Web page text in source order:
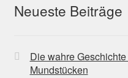
Neueste Beiträge
Die wahre
Mundstücken